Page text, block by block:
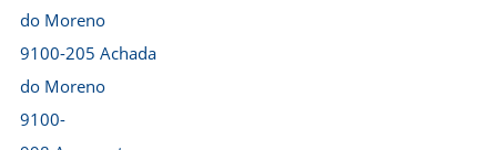
do Moreno
9100-205 Achada
do Moreno
9100-